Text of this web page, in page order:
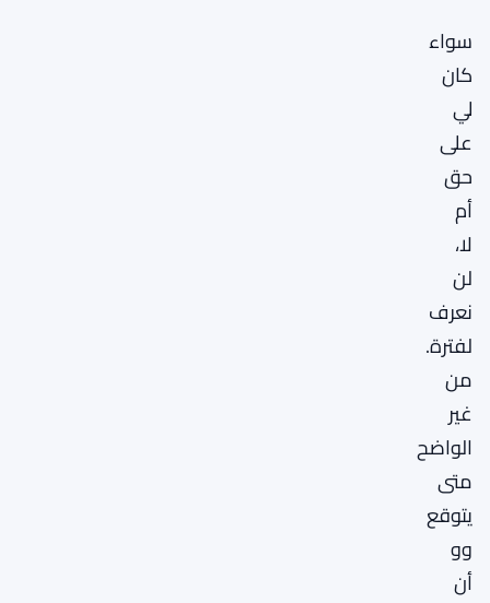
سواء
كان
لي
على
حق
أم
لا،
لن
نعرف
لفترة.
من
غير
الواضح
متى
يتوقع
وو
أن